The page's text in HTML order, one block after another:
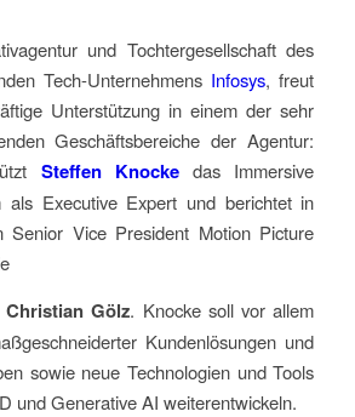
und Tochtergesellschaft des
Tech-Unternehmens Infosys, freut
Unterstützung in einem der sehr
Geschäftsbereiche der Agentur:
Steffen Knockedas Immersive
als Executive Expert und berichtet in
Senior Vice President Motion Picture
Christian Gölz. Knocke soll vor allem
Kundenlösungen und
sowie neue Technologien und Tools
und Generative AI weiterentwickeln.